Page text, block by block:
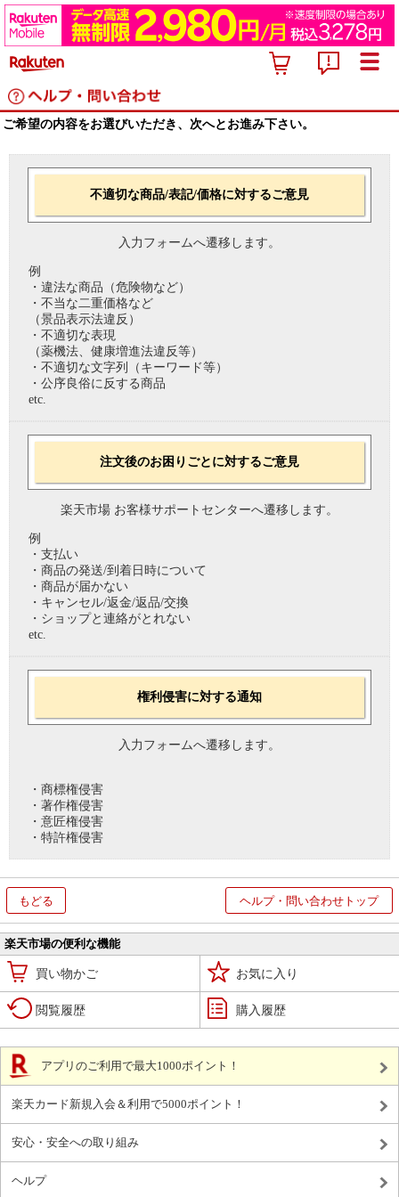
ご希望の内容をお選びいただき、次へとお進み下さい。
不適切な商品/表記/価格に対するご意見
入力フォームへ遷移します。
例
・違法な商品（危険物など）
・不当な二重価格など
（景品表示法違反）
・不適切な表現
（薬機法、健康増進法違反等）
・不適切な文字列（キーワード等）
・公序良俗に反する商品
etc.
注文後のお困りごとに対するご意見
楽天市場 お客様サポートセンターへ遷移します。
例
・支払い
・商品の発送/到着日時について
・商品が届かない
・キャンセル/返金/返品/交換
・ショップと連絡がとれない
etc.
権利侵害に対する通知
入力フォームへ遷移します。
・商標権侵害
・著作権侵害
・意匠権侵害
・特許権侵害
もどる ヘルプ・問い合わせトップ
楽天市場の便利な機能
買い物かご お気に入り
閲覧履歴 購入履歴
アプリのご利用で最大1000ポイント！
楽天カード新規入会＆利用で5000ポイント！
安心・安全への取り組み
ヘルプ